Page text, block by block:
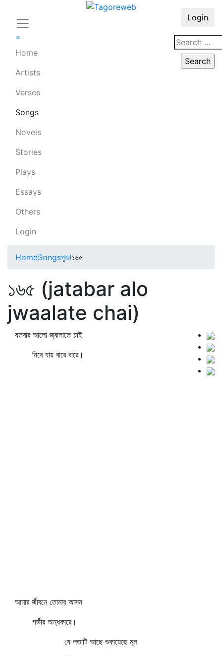
×
Home
Artists
Verses
Songs
Novels
Stories
Plays
Essays
Others
Login
Login
HomeSongsপূজা১৬৫
১৬৫ (jatabar alo
jwaalate chai)
যতবার আলো জ্বালাতে চাই
নিবে যায় বারে বারে।
আমার জীবনে তোমার আসন
গভীর অন্ধকারে।
যে লতাটি আছে শুকায়েছে মূল